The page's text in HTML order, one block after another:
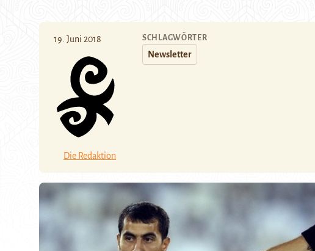
19. Juni 2018
Die Redaktion
SCHLAGWÖRTER
Newsletter